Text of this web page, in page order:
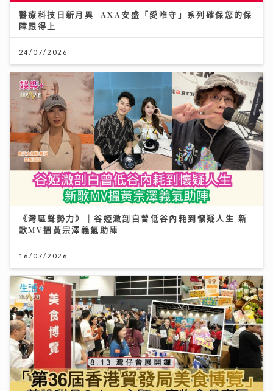
醫療科技日新月異 AXA安盛「愛唯守」系列確保您的保
障跟得上
24/07/2026
《灣區聲勢力》｜谷婭溦剖白曾低谷內耗到懷疑人生 新
歌MV搵黃宗澤義氣助陣
16/07/2026